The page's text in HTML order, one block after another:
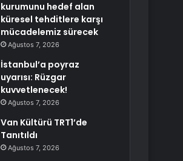
kurumunu hedef alan
küresel tehditlere karşı
mücadelemiz sürecek
Ağustos 7, 2026
İstanbul’a poyraz
uyarısı: Rüzgar
kuvvetlenecek!
Ağustos 7, 2026
Van Kültürü TRT1’de
Tanıtıldı
Ağustos 7, 2026